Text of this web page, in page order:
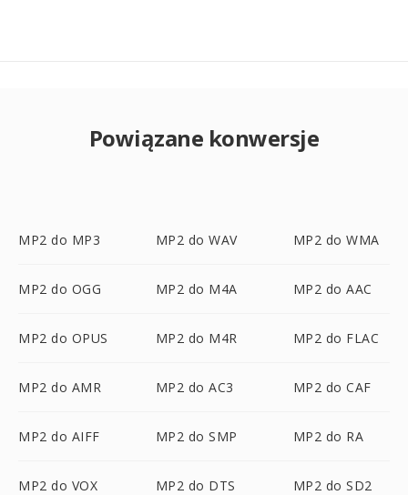
Powiązane konwersje
MP2 do MP3 MP2 do WAV MP2 do WMA
MP2 do OGG MP2 do M4A MP2 do AAC
MP2 do OPUS MP2 do M4R MP2 do FLAC
MP2 do AMR MP2 do AC3 MP2 do CAF
MP2 do AIFF MP2 do SMP MP2 do RA
MP2 do VOX MP2 do DTS MP2 do SD2